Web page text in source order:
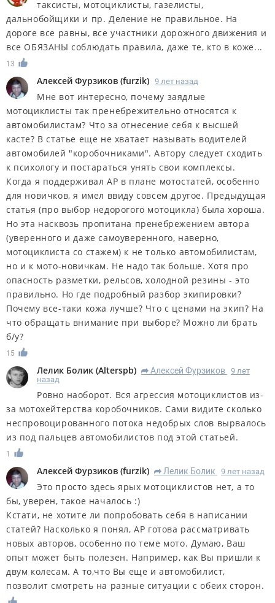
таксисты, мотоциклисты, газелисты,
дальнобойщики и пр. Деление не правильное. На
дороге все равны, все участники дорожного движения и
все ОБЯЗАНЫ соблюдать правила, даже те, кто в коже...
13
Алексей Фурзиков (furzik) 9 лет назад
Мне вот интересно, почему заядлые
мотоциклисты так пренебрежительно относятся к
автомобилистам? Что за отнесение себя к высшей
касте? В статье еще не хватает называть водителей
автомобилей "коробочниками". Автору следует сходить
к психологу и постараться унять свои комплексы.
Когда я поддерживал АР в плане мотостатей, особенно
для новичков, я имел ввиду совсем другое. Предыдущая
статья (про выбор недорогого мотоцикла) была хороша.
Но эта насквозь пропитана пренебрежением автора
(уверенного и даже самоуверенного, наверно,
мотоциклиста со стажем) к не только автомобилистам,
но и к мото-новичкам. Не надо так больше. Хотя про
опасность разметки, рельсов, холодной резины - это
правильно. Но где подробный разбор экипировки?
Почему все-таки кожа лучше? Что с ценами на экип? На
что обращать внимание при выборе? Можно ли брать
б/у?
15
Лелик Болик (Alterspb) R Алексей Фурзиков
9 лет
назад
Ровно наоборот. Вся агрессия мотоциклистов из-
за мотохейтерства коробочников. Сами видите сколько
неспровоцированного потока недобрых слов вырвалось
из под пальцев автомобилистов под этой статьей.
1
Алексей Фурзиков (furzik) R Лелик Болик 9 лет назад
Это просто здесь ярых мотоциклистов нет, а то
бы, уверен, такое началось :)
Кстати, не хотите ли попробовать себя в написании
статей? Насколько я понял, АР готова рассматривать
новых авторов, особенно по теме мото. Думаю, Ваш
опыт может быть полезен. Например, как Вы пришли к
двум колесам. А то,что Вы еще и автомобилист,
позволит смотреть на разные ситуации с обеих сторон.